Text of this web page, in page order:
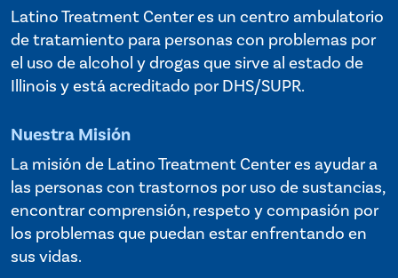
Latino Treatment Center es un centro ambulatorio
de tratamiento para personas con problemas por
el uso de alcohol y drogas que sirve al estado de
Illinois y está acreditado por DHS/SUPR.
Nuestra Misión
La misión de Latino Treatment Center es ayudar a
las personas con trastornos por uso de sustancias,
encontrar comprensión, respeto y compasión por
los problemas que puedan estar enfrentando en
sus vidas.